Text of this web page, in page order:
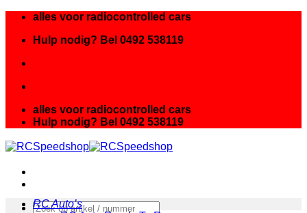
inhoud
alles voor radiocontrolled cars
Hulp nodig? Bel 0492 538119
alles voor radiocontrolled cars
Hulp nodig? Bel 0492 538119
Zoeken
RC Auto’s